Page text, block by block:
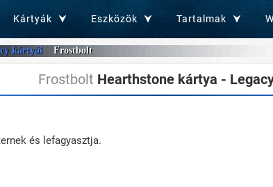
Kártyák Eszközök Tartalmak
kártyái Frostbolt
Frostbolt Hearthstone kártya -
és lefagyasztja.